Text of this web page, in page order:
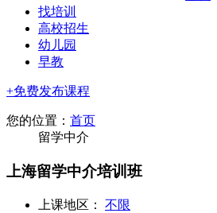
找培训
高校招生
幼儿园
早教
+免费发布课程
您的位置： 首页
留学中介
上海留学中介培训班
上课地区：
不限